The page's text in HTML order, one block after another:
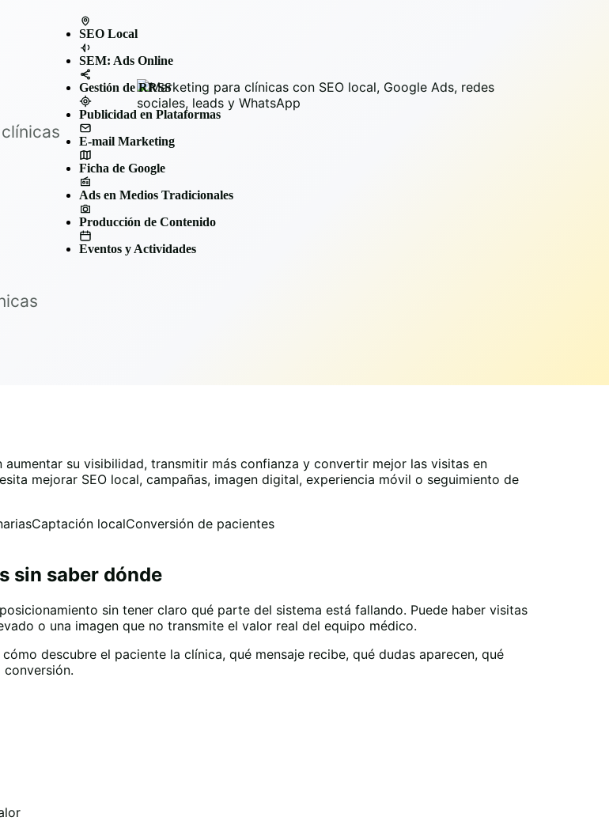
SEO Local
SEM: Ads Online
Gestión de RRSS
Publicidad en Plataformas
E-mail Marketing
Ficha de Google
Ads en Medios Tradicionales
Producción de Contenido
Eventos y Actividades
su visibilidad, transmitir más confianza y convertir mejor las visitas en
mejorar SEO local, campañas, imagen digital, experiencia móvil o seguimiento de
Captación localConversión de pacientes
sin saber dónde
sin tener claro qué parte del sistema está fallando. Puede haber visitas
o una imagen que no transmite el valor real del equipo médico.
descubre el paciente la clínica, qué mensaje recibe, qué dudas aparecen, qué